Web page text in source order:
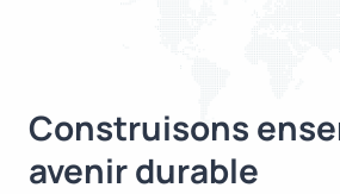
Construisons
avenir durable